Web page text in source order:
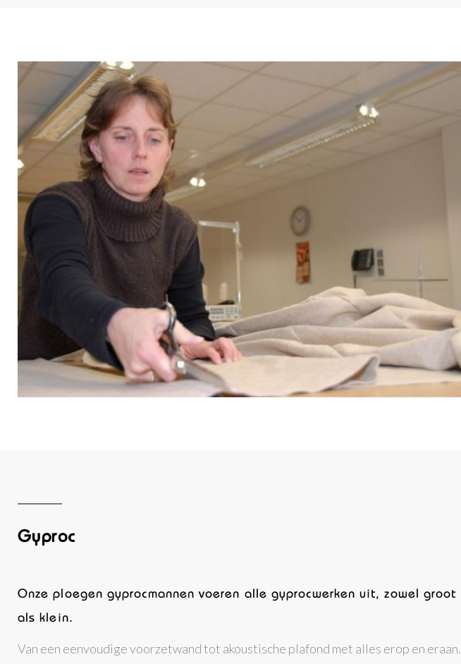
Gyproc
Onze ploegen gyprocmannen voeren alle gyprocwerken uit, zowel groot
als klein.
Van een eenvoudige voorzetwand tot akoustische plafond met alles erop en eraan.